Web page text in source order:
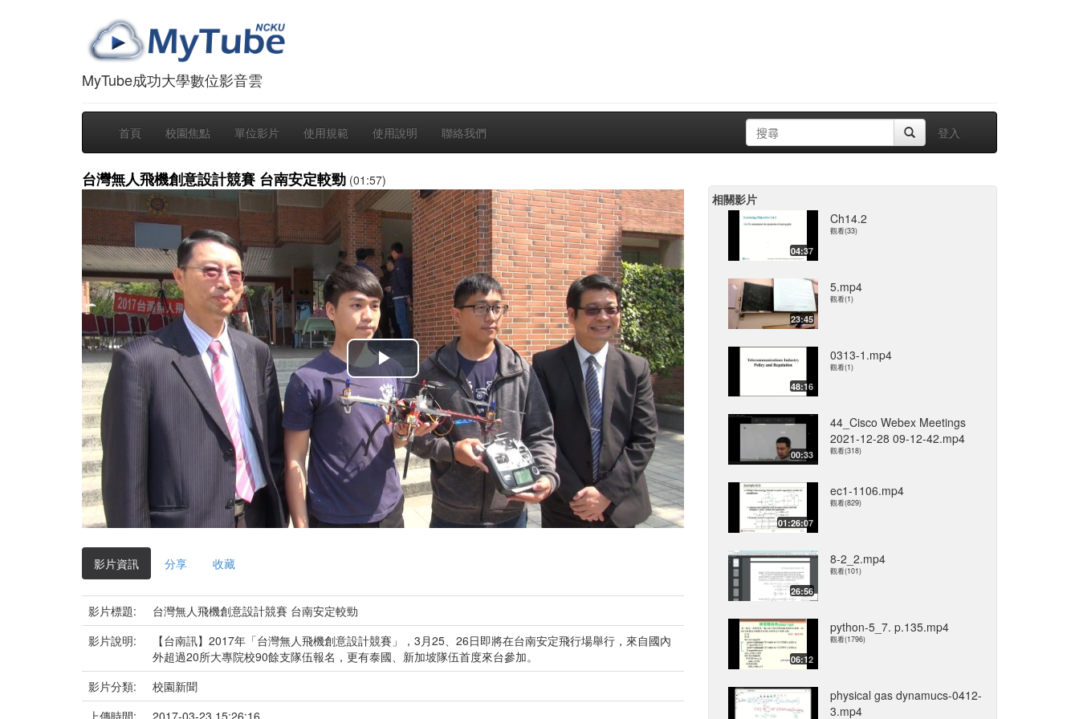
MyTube成功大學數位影音雲
首頁 校園焦點 單位影片 使用規範 使用說明 聯絡我們 登入
台灣無人飛機創意設計競賽 台南安定較勁 (01:57)
播
放
影
片
影片資訊 分享 收藏
影片標題:
台灣無人飛機創意設計競賽 台南安定較勁
影片說明:
【台南訊】2017年「台灣無人飛機創意設計競賽」，3月25、26日即將在台南安定飛行場舉行，來自國內
外超過20所大專院校90餘支隊伍報名，更有泰國、新加坡隊伍首度來台參加。
影片分類:
校園新聞
上傳時間:
2017-03-23 15:26:16
相關影片
04:37
Ch14.2
觀看(33)
23:45
5.mp4
觀看(1)
48:16
0313-1.mp4
觀看(1)
00:33
44_Cisco Webex Meetings
2021-12-28 09-12-42.mp4
觀看(318)
01:26:07
ec1-1106.mp4
觀看(829)
26:56
8-2_2.mp4
觀看(101)
06:12
python-5_7. p.135.mp4
觀看(1796)
physical gas dynamucs-0412-
3.mp4